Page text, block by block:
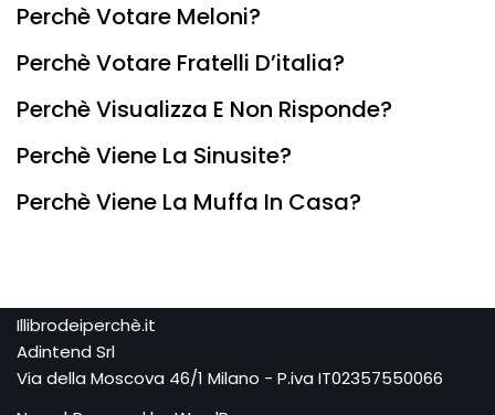
Perchè Votare Meloni?
Perchè Votare Fratelli D’italia?
Perchè Visualizza E Non Risponde?
Perchè Viene La Sinusite?
Perchè Viene La Muffa In Casa?
Illibrodeiperchè.it
Adintend Srl
Via della Moscova 46/1 Milano - P.iva IT02357550066